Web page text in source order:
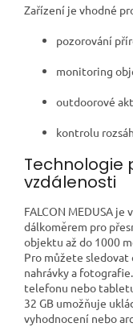
Zařízení je vhodné
pozorování
monitoring
outdoorové
kontrolu
Technologie
vzdálenosti
FALCON MEDUSA
dálkoměrem pro
objektu až do 1000
Pro můžete sledovat
nahrávky a
telefonu nebo
32 GB umožňuje
vyhodnocení nebo